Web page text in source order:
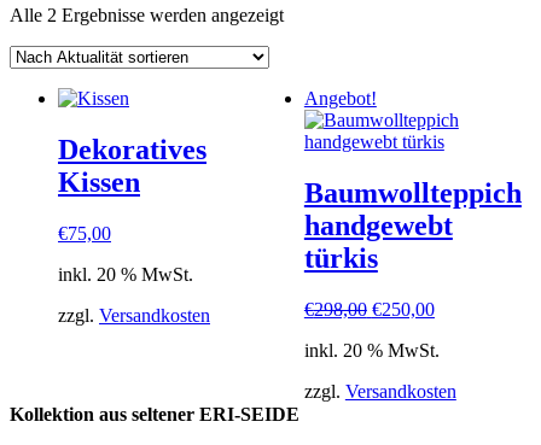
Alle 2 Ergebnisse werden angezeigtNach
Dekoratives
Kissen
€75,00
inkl. 20 % MwSt.
zzgl. Versandkosten
Angebot!
Baumwollteppich
handgewebt
türkis
€298,00 Ursprünglicher
war:
€250,00Aktueller
ist:
inkl. 20 % MwSt.
zzgl. Versandkosten
Kollektion aus seltener ERI-SEIDE